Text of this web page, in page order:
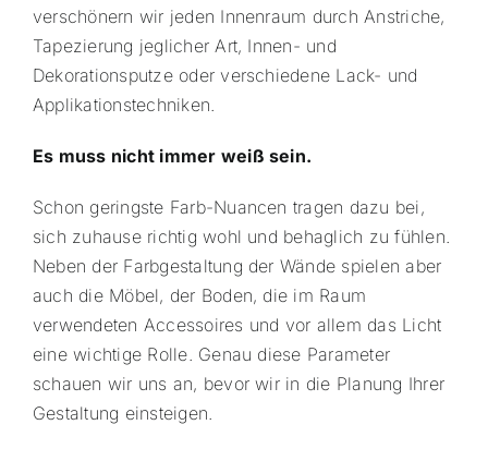
verschönern wir jeden Innenraum durchAnstriche,
Tapezierung jeglicher Art, Innen- und
Dekorationsputze oderverschiedene Lack- und
Applikationstechniken.
Es muss nicht immer weiß sein.
Schon geringste Farb-Nuancen tragen dazu bei,
sich zuhause richtig wohl und behaglich zu fühlen.
Neben der Farbgestaltung der Wände spielen aber
auch die Möbel, der Boden, die im Raum
verwendeten Accessoires und vor allem das Licht
eine wichtige Rolle. Genau diese Parameter
schauen wir uns an, bevor wir in die Planung Ihrer
Gestaltung einsteigen.